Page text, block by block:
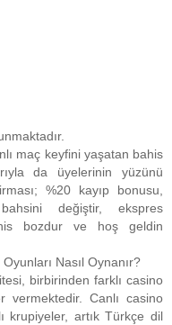
maç keyfini yaşatan bahis
da üyelerinin yüzünü
%20 kayıp bonusu,
değiştir, ekspres
bozdur ve hoş geldin
Nasıl Oynanır?
birbirinden farklı casino
vermektedir. Canlı casino
krupiyeler, artık Türkçe dil